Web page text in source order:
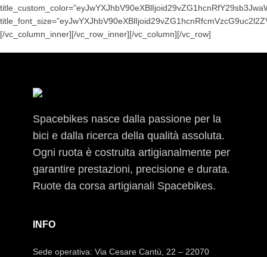
[/vc_column_inner][/vc_row_inner][/vc_column][/vc_row]
Spacebikes nasce dalla passione per la
bici e dalla ricerca della qualità assoluta.
Ogni ruota è costruita artigianalmente per
garantire prestazioni, precisione e durata.
Ruote da corsa artigianali Spacebikes.
INFO
Sede operativa: Via Cesare Cantù, 22 – 22070